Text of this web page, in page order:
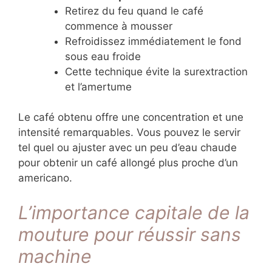
Retirez du feu quand le café
commence à mousser
Refroidissez immédiatement le fond
sous eau froide
Cette technique évite la surextraction
et l’amertume
Le café obtenu offre une concentration et une
intensité remarquables. Vous pouvez le servir
tel quel ou ajuster avec un peu d’eau chaude
pour obtenir un café allongé plus proche d’un
americano.
L’importance capitale de la
mouture pour réussir sans
machine